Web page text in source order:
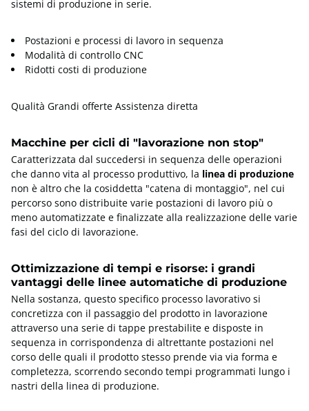
Curvatrici e piegatrici
Torni
Presse Stock metalli
Parti di macchine,
strumenti e...
Altre macchine
metalmeccaniche
Trattamento e filtrazione
dell'aria
Misurazione e prova
Attrezzature per la
lavorazione...
Linee di produzione
sistemi di produzione in serie.
Postazioni e processi di lavoro in sequenza
Modalità di controllo CNC
Ridotti costi di produzione
Qualità Grandi offerte Assistenza diretta
Macchine per cicli di "lavorazione non stop"
Caratterizzata dal succedersi in sequenza delle operazioni
che danno vita al processo produttivo, la linea di produzione
non è altro che la cosiddetta "catena di montaggio", nel cui
percorso sono distribuite varie postazioni di lavoro più o
meno automatizzate e finalizzate alla realizzazione delle varie
fasi del ciclo di lavorazione.
Ottimizzazione di tempi e risorse: i grandi
vantaggi delle linee automatiche di produzione
Nella sostanza, questo specifico processo lavorativo si
concretizza con il passaggio del prodotto in lavorazione
attraverso una serie di tappe prestabilite e disposte in
sequenza in corrispondenza di altrettante postazioni nel
corso delle quali il prodotto stesso prende via via forma e
completezza, scorrendo secondo tempi programmati lungo i
nastri della linea di produzione.